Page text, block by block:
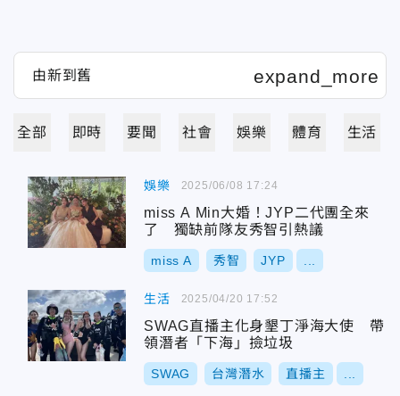
全部 即時 要聞 社會 娛樂 體育 生活
娛樂
miss A Min大婚！JYP二代團全來
了 獨缺前隊友秀智引熱議
miss A 秀智 JYP
2025/06/08 17:24
生活
SWAG直播主化身墾丁淨海大使 帶
領潛者「下海」撿垃圾
SWAG 台灣潛水 直播主
2025/04/20 17:52